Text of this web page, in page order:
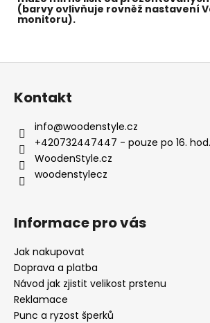
(barvy ovlivňuje rovněž nastavení
monitoru).
Z
Kontakt
info@woodenstyle.cz
+420732447447 - pouze po 16. hod.
WoodenStyle.cz
woodenstylecz
Informace pro vás
Jak nakupovat
Doprava a platba
Návod jak zjistit velikost prstenu
Reklamace
Punc a ryzost šperků